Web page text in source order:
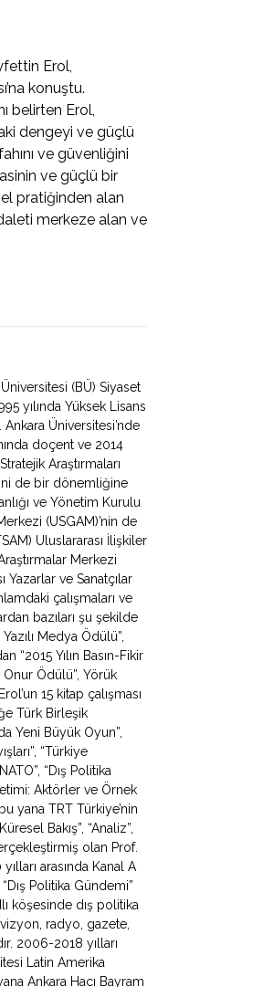
Erol,
konuştu.
belirten Erol,
dengeyi ve güçlü
ve güvenliğini
ve güçlü bir
pratiğinden alan
merkeze alan ve
(BÜ) Siyaset
yılında Yüksek Lisans
Ankara Üniversitesi’nde
doçent ve 2014
Araştırmaları
de bir dönemliğine
ve Yönetim Kurulu
(USGAM)’nin de
Uluslararası İlişkiler
Merkezi
ve Sanatçılar
çalışmaları ve
bazıları şu şekilde
Medya Ödülü”,
“2015 Yılın Basın-Fikir
Ödülü”, Yörük
15 kitap çalışması
Türk Birleşik
Yeni Büyük Oyun”,
“Türkiye
“Dış Politika
Aktörler ve Örnek
yana TRT Türkiye’nin
Bakış”, “Analiz”,
olan Prof.
arasında Kanal A
Politika Gündemi”
köşesinde dış politika
radyo, gazete,
2006-2018 yılları
Latin Amerika
Ankara Hacı Bayram